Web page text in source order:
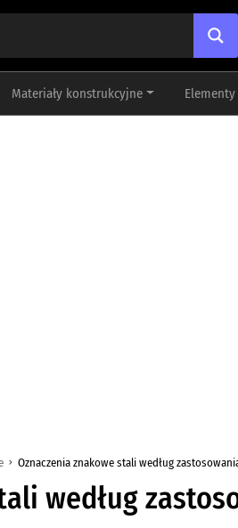
Materiały konstrukcyjne
Oznaczenia znakowe stali według
według